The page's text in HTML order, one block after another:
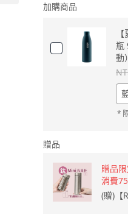
加購商品
瓶
動）
*
贈品
贈品
消費
(贈)【